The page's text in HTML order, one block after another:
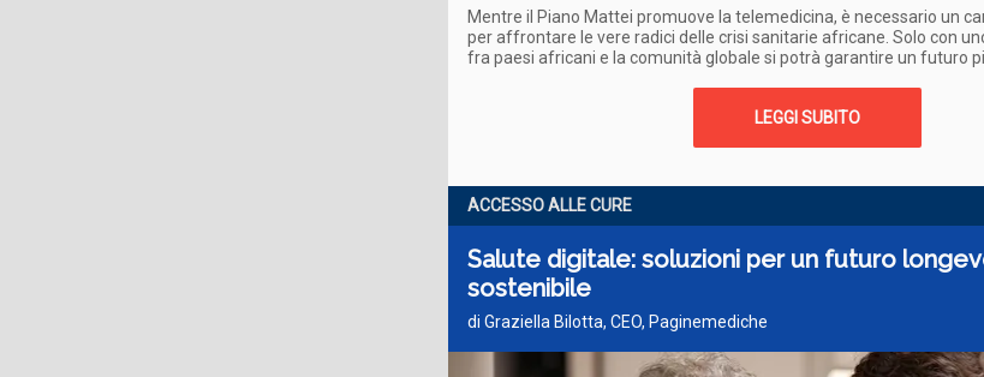
Mentre il Piano Mattei promuove la telemedicina, è necessario un
per affrontare le vere radici delle crisi sanitarie africane. Solo con
fra paesi africani e la comunità globale si potrà garantire un futuro
LEGGI SUBITO
ACCESSO ALLE CURE
Salute digitale: soluzioni per un futuro
sostenibile
di Graziella Bilotta, CEO, Paginemediche